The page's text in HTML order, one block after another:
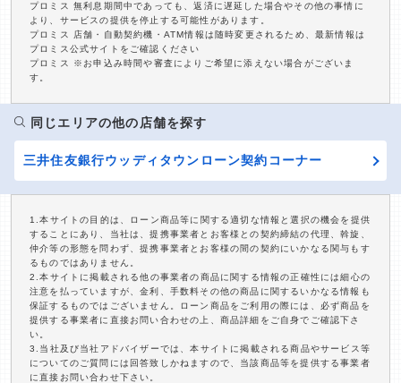
プロミス 無利息期間中であっても、返済に遅延した場合やその他の事情に
より、サービスの提供を停止する可能性があります。
プロミス 店舗・自動契約機・ATM情報は随時変更されるため、最新情報は
プロミス公式サイトをご確認ください
プロミス ※お申込み時間や審査によりご希望に添えない場合がございま
す。
同じエリアの他の店舗を探す
三井住友銀行ウッディタウンローン契約コーナー
1.本サイトの目的は、ローン商品等に関する適切な情報と選択の機会を提供
することにあり、当社は、提携事業者とお客様との契約締結の代理、斡旋、
仲介等の形態を問わず、提携事業者とお客様の間の契約にいかなる関与もす
るものではありません。
2.本サイトに掲載される他の事業者の商品に関する情報の正確性には細心の
注意を払っていますが、金利、手数料その他の商品に関するいかなる情報も
保証するものではございません。ローン商品をご利用の際には、必ず商品を
提供する事業者に直接お問い合わせの上、商品詳細をご自身でご確認下さ
い。
3.当社及び当社アドバイザーでは、本サイトに掲載される商品やサービス等
についてのご質問には回答致しかねますので、当該商品等を提供する事業者
に直接お問い合わせ下さい。